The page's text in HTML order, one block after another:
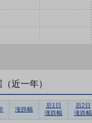
近一年）
涨跌幅
后1日
涨跌幅
后2日
涨跌幅